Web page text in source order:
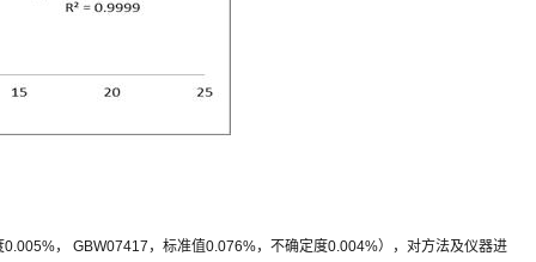
， GBW07417，标准值0.076%，不确定度0.004%），对方法及仪器进